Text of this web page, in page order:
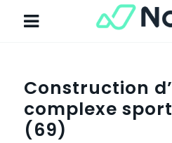
Construction
complexe
(69)